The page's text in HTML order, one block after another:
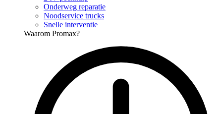
Onderweg reparatie
Noodservice trucks
Snelle interventie
Waarom Promax?